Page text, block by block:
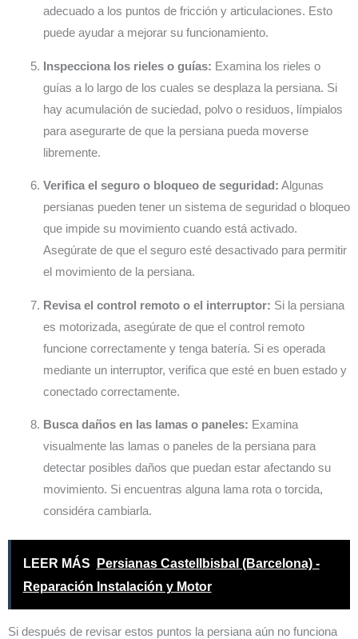
adecuado a los puntos de fricción y articulaciones. Esto
puede ayudar a mejorar su funcionamiento.
Inspecciona los rieles o guías: Examina los rieles o
guías a lo largo de los cuales se desplaza la persiana. Si
hay acumulación de suciedad, polvo o residuos, límpialos
para asegurarte de que la persiana pueda moverse
libremente.
Verifica el seguro o bloqueo de seguridad: Algunas
persianas pueden tener un sistema de seguridad o bloqueo
que impide su movimiento cuando está activado.
Asegúrate de que el seguro esté desactivado para permitir
el movimiento de la persiana.
Revisa el control remoto o el interruptor: Si la persiana
es motorizada, asegúrate de que el control remoto
funcione correctamente y tenga batería. Si es operada
mediante un interruptor, verifica que esté en buen estado y
conectado correctamente.
Busca daños en las lamas o paneles: Examina
visualmente las lamas o paneles de la persiana para
detectar posibles daños que puedan estar afectando su
movimiento. Si encuentras alguna lama rota o torcida,
considéra cambiarla.
LEER MÁS
Persianas Castellbisbal (Barcelona) -
Reparación Instalación y Motor
Si después de revisar estos puntos la persiana aún no funciona